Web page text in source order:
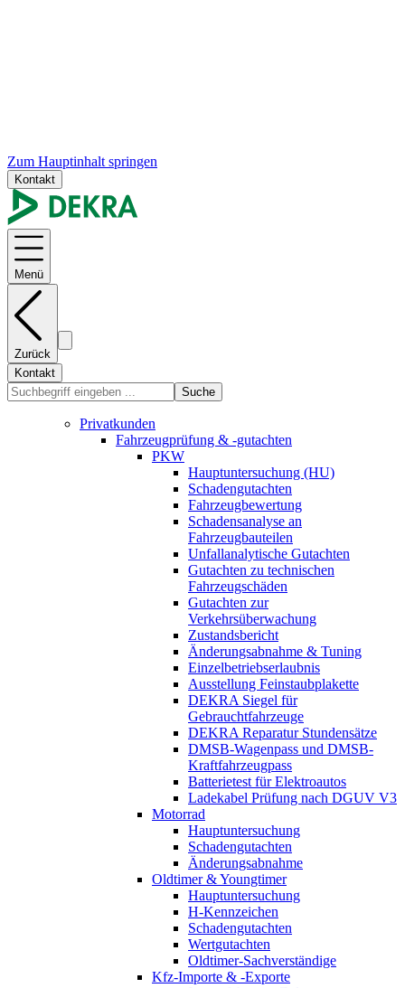
Zum Hauptinhalt springen
Kontakt
Menü
Zurück
Kontakt
Suche
Privatkunden
Fahrzeugprüfung & -gutachten
PKW
Hauptuntersuchung (HU)
Schadengutachten
Fahrzeugbewertung
Schadensanalyse an
Fahrzeugbauteilen
Unfallanalytische Gutachten
Gutachten zu technischen
Fahrzeugschäden
Gutachten zur
Verkehrsüberwachung
Zustandsbericht
Änderungsabnahme & Tuning
Einzelbetriebserlaubnis
Ausstellung Feinstaubplakette
DEKRA Siegel für
Gebrauchtfahrzeuge
DEKRA Reparatur Stundensätze
DMSB-Wagenpass und DMSB-
Kraftfahrzeugpass
Batterietest für Elektroautos
Ladekabel Prüfung nach DGUV V3
Motorrad
Hauptuntersuchung
Schadengutachten
Änderungsabnahme
Oldtimer & Youngtimer
Hauptuntersuchung
H-Kennzeichen
Schadengutachten
Wertgutachten
Oldtimer-Sachverständige
Kfz-Importe & -Exporte